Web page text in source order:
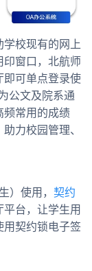
学校现有的网上
印窗口，北航师
即可单点登录使
公文及院系通
频常用的成绩
力校园管理、
）使用， 契约
台，让学生用
用契约锁电子签